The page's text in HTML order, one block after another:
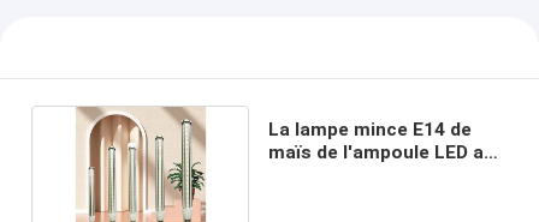
La lampe mince E14 de
maïs de l'ampoule LED a